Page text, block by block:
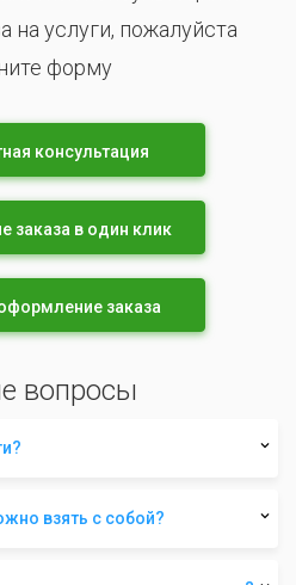
на услуги, пожалуйста
форму
консультация
заказа в один клик
заказа
вопросы
взять с собой?